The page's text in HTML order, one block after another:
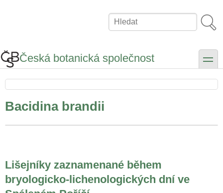
Hledat
Česká botanická společnost toggle
Bacidina brandii
Lišejníky zaznamenané během
bryologicko-lichenologických dní ve